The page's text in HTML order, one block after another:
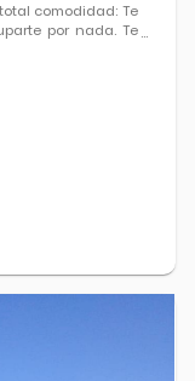
comodidad: Te
por nada. Te
para pasear y